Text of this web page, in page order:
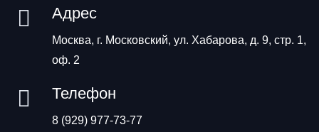
Адрес
Москва, г. Московский, ул. Хабарова, д. 9, стр. 1,
оф. 2
Телефон
8 (929) 977-73-77